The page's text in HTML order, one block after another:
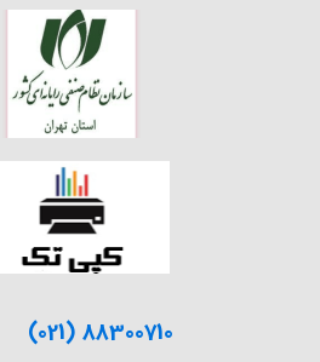
(021) 88300710